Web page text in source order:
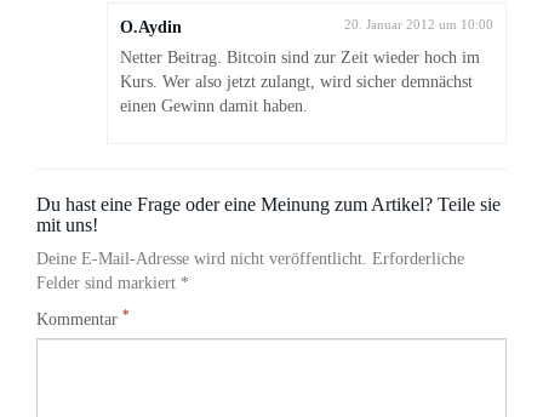
O.Aydin 20. Januar 2012 um 10:00
Netter Beitrag. Bitcoin sind zur Zeit wieder hoch im
Kurs. Wer also jetzt zulangt, wird sicher demnächst
einen Gewinn damit haben.
Du hast eine Frage oder eine Meinung zum Artikel? Teile sie
mit uns!
Deine E-Mail-Adresse wird nicht veröffentlicht. Erforderliche
Felder sind markiert *
Kommentar *